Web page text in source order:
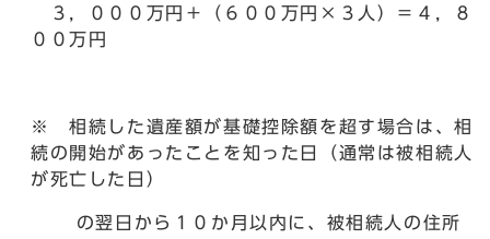
３，０００万円＋（６００万円×３人）＝４，８
００万円
※ 相続した遺産額が基礎控除額を超す場合は、相
続の開始があったことを知った日（通常は被相続人
が死亡した日）
の翌日から１０か月以内に、被相続人の住所